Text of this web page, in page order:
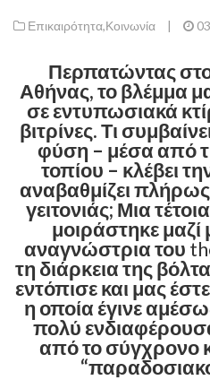
Επικαιρότητα,Κοινωνία |
Περπατώντας
Αθήνας, το βλέμμα
σε εντυπωσιακά
βιτρίνες. Τι
φύση – μέσα από
τοπίου – κλέβει
αναβαθμίζει πλήρως
γειτονιάς; ​Μια
μοιράστηκε μαζί
αναγνώστρια του
τη διάρκεια της
εντόπισε και μας
η οποία έγινε
πολύ
από το σύγχρονο